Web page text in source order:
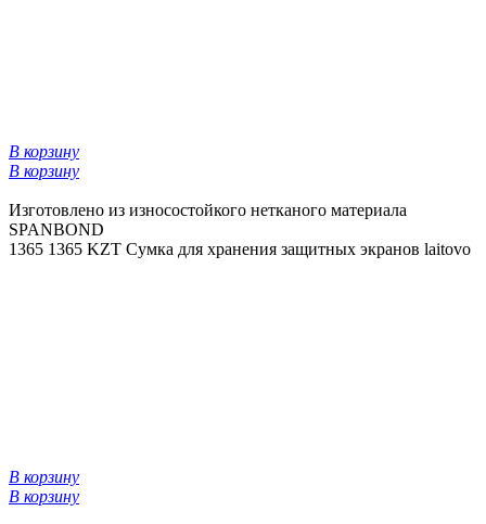
В корзину
В корзину
Изготовлено из износостойкого нетканого материала
SPANBOND
1365 1365 KZT Сумка для хранения защитных экранов laitovo
В корзину
В корзину